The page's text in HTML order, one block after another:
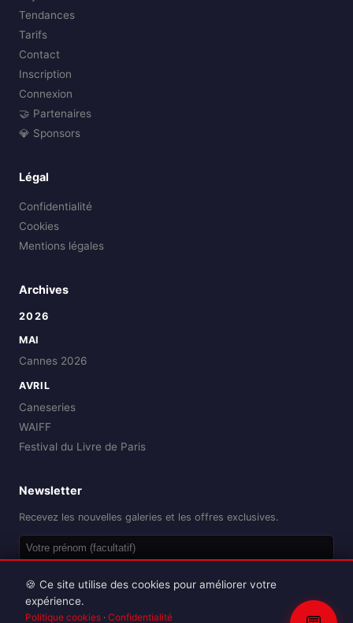
Tendances
Tarifs
Contact
Inscription
Connexion
🤝 Partenaires
💎 Sponsors
Légal
Confidentialité
Cookies
Mentions légales
Archives
2026
MAI
Cannes 2026
AVRIL
Caneseries
WAIFF
Festival du Livre de Paris
Newsletter
Recevez les nouvelles galeries et les offres exclusives.
🍪 Ce site utilise des cookies pour améliorer votre
expérience.
Politique cookies · Confidentialité